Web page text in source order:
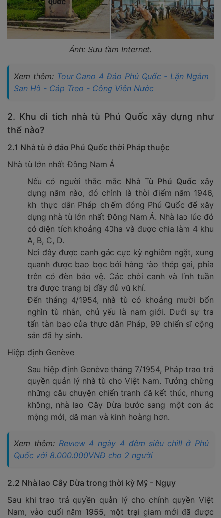
Ảnh: Sưu tầm Internet.
Xem thêm: Tour Cano 4 Đảo Phú Quốc - Lặn Ngắm
San Hô - Cáp Treo - Công Viên Nước
2. Khu di tích nhà tù Phú Quốc xây dựng như
thế nào?
2.1 Nhà tù ở đảo Phú Quốc thời Pháp thuộc
Nhà tù lớn nhất Đông Nam Á
Nếu có người thắc mắc Nhà Tù Phú Quốc xây
dựng năm nào, đó chính là thời điểm năm 1946,
khi thực dân Pháp chiếm đóng Phú Quốc để xây
dựng nhà tù lớn nhất Đông Nam Á. Nhà lao lúc đó
có diện tích khoảng 40ha và được chia làm 4 khu
A, B, C, D.
Nơi đây được canh gác cực kỳ nghiêm ngặt, xung
quanh được bao bọc bởi hàng rào thép gai, phía
trên có đèn bảo vệ. Các chòi canh và lính tuần
tra được trang bị đầy đủ vũ khí.
Đến tháng 4/1954, nhà tù có khoảng mười bốn
nghìn tù nhân, chủ yếu là nam giới. Dưới sự tra
tấn tàn bạo của thực dân Pháp, 99 chiến sĩ cộng
sản đã hy sinh.
Hiệp định Genève
Sau hiệp định Genève tháng 7/1954, Pháp trao trả
quyền quản lý nhà tù cho Việt Nam. Tưởng chừng
những câu chuyện chiến tranh đã kết thúc, nhưng
không, nhà lao Cây Dừa bước sang một cơn ác
mộng mới, dã man và kinh hoàng hơn.
Xem thêm: Review 4 ngày 4 đêm siêu chill ở Phú
Quốc với 8.000.000VNĐ cho 2 người
2.2 Nhà lao Cây Dừa trong thời kỳ Mỹ - Ngụy
Sau khi trao trả quyền quản lý cho chính quyền Việt
Nam, vào cuối năm 1955, một trại giam mới đã được